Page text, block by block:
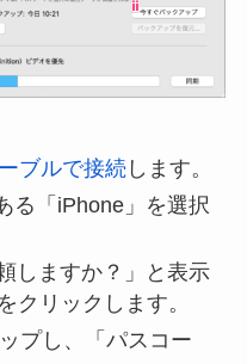
ブルで接続 します。
る「iPhone」を選択
しますか？」と表示
クリックします。
プし、「パスコー